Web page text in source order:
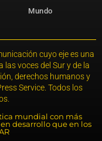
Mundo
cuyo eje es una
voces del Sur y de la
derechos humanos y
Service. Todos los
mundial con más
desarrollo que en los